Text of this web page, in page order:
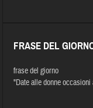
FRASE DEL
frase del giorno
"Date alle donne